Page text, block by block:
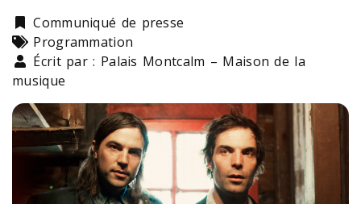
Catégorie
Communiqué de presse
Types
Programmation
Écrit par : Palais Montcalm – Maison de la
musique